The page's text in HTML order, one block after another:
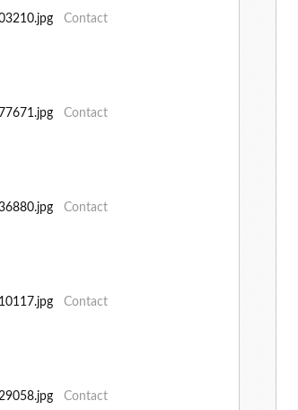
Contact
Contact
Contact
Contact
Contact